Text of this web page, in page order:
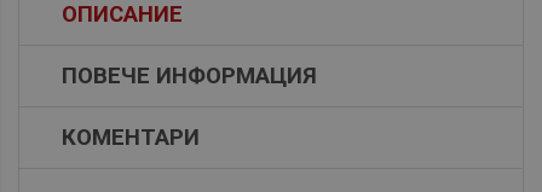
ОПИСАНИЕ
ПОВЕЧЕ ИНФОРМАЦИЯ
КОМЕНТАРИ